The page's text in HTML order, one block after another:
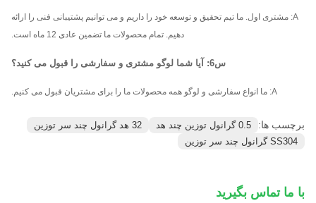
A: مشتری اول. ما تیم تحقیق و توسعه خود را داریم و می توانیم پشتیبانی فنی را ارائه
دهیم. تمام محصولات ما تضمین عادی 12 ماه است.
س6: آیا شما لوگو مشتری و سفارشی را قبول می کنید؟
A: ما انواع سفارشی و لوگو همه محصولات ما را برای مشتریان قبول می کنیم.
برچسب ها: 0.5 گرانول توزین چند هد
32 هد گرانول چند سر توزین
SS304 گرانول چند سر توزین
با ما تماس بگیرید